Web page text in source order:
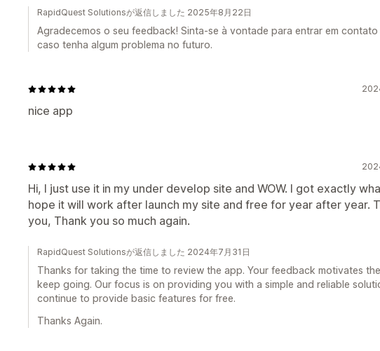
RapidQuest Solutionsが返信しました 2025年8月22日
Agradecemos o seu feedback! Sinta-se à vontade para entrar em
caso tenha algum problema no futuro.
nice app
Hi, I just use it in my under develop site and WOW. I got exactly
hope it will work after launch my site and free for year after year.
you, Thank you so much again.
RapidQuest Solutionsが返信しました 2024年7月31日
Thanks for taking the time to review the app. Your feedback motivates
keep going. Our focus is on providing you with a simple and reliable
continue to provide basic features for free.
Thanks Again.